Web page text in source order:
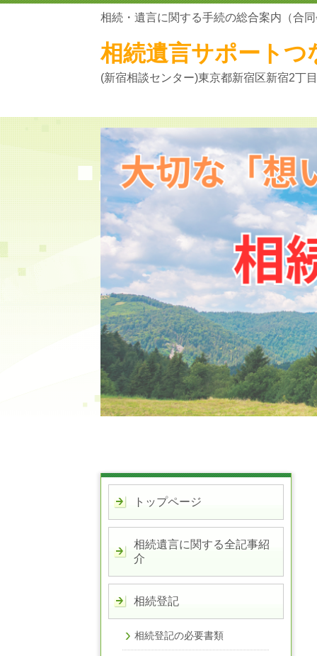
相続・遺言に関する手続の総合案内（合
相続遺言サポートつ
(新宿相談センター)東京都新宿区新宿2丁
トップページ
相続遺言に関する全記事紹
介
相続登記
相続登記の必要書類